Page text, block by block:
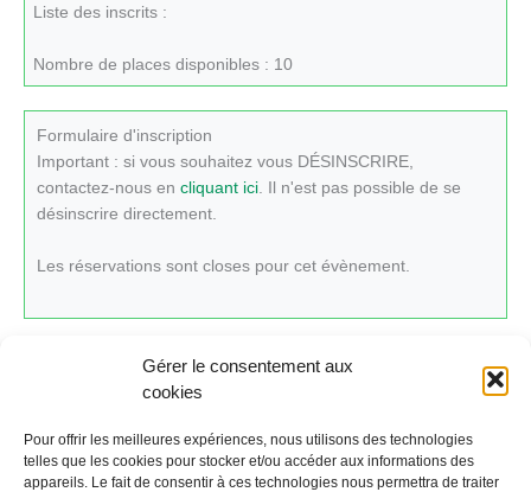
Gérer le consentement aux
cookies
Pour offrir les meilleures expériences, nous utilisons des technologies
telles que les cookies pour stocker et/ou accéder aux informations des
appareils. Le fait de consentir à ces technologies nous permettra de traiter
Liste des inscrits :
Nombre de places disponibles : 10
Formulaire d'inscription
Important : si vous souhaitez vous DÉSINSCRIRE,
contactez-nous en cliquant ici. Il n'est pas possible de se
désinscrire directement.
Les réservations sont closes pour cet évènement.